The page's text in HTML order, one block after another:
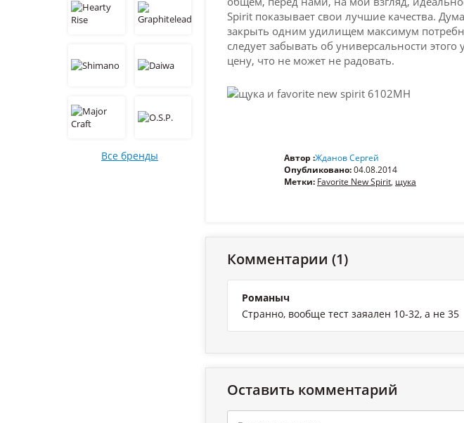
Spirit показывает свои лучшие качества.
закрыть одним удилищем максимум
следует забывать об универсальности
цену, что не может не радовать.
Автор :Жданов Сергей
Опубликовано:04.08.2014
Метки: Favorite New Spirit, щука
Комментарии (1)
Романыч
Странно, вообще тест заяален 10-32, а не 35
Оставить комментарий
Все бренды